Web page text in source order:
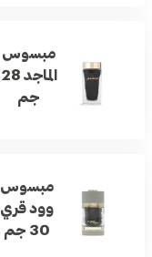
مبسوس
الماجد 28
جم
مبسوس
وود قري
30 جم